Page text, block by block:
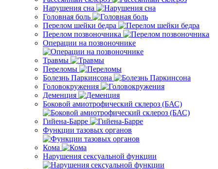
Нарушения сна
Головная боль
Перелом шейки бедра
Перелом позвоночника
Операции на позвоночнике
Травмы
Переломы
Болезнь Паркинсона
Головокружения
Деменция
Боковой амиотрофический склероз (БАС)
Гийена-Барре
Функции тазовых органов
Кома
Нарушения сексуальной функции